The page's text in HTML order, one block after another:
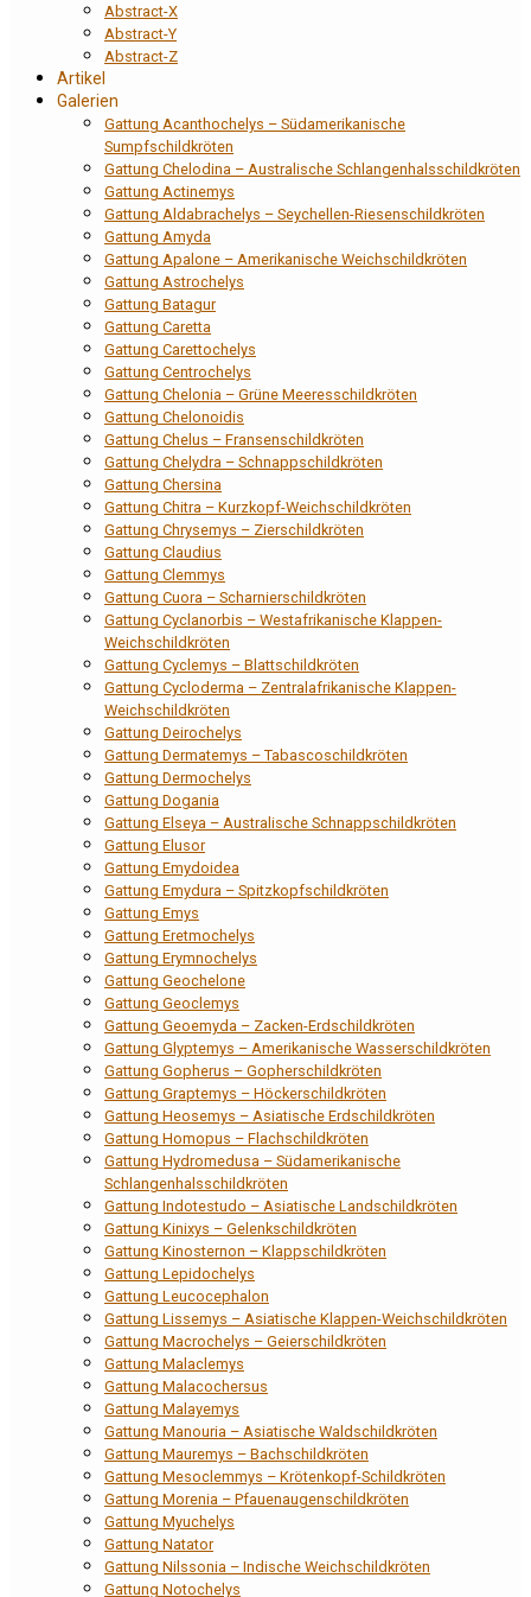
Abstract-X
Abstract-Y
Abstract-Z
Artikel
Galerien
Gattung Acanthochelys – Südamerikanische
Sumpfschildkröten
Gattung Chelodina – Australische Schlangenhalsschildkröten
Gattung Actinemys
Gattung Aldabrachelys – Seychellen-Riesenschildkröten
Gattung Amyda
Gattung Apalone – Amerikanische Weichschildkröten
Gattung Astrochelys
Gattung Batagur
Gattung Caretta
Gattung Carettochelys
Gattung Centrochelys
Gattung Chelonia – Grüne Meeresschildkröten
Gattung Chelonoidis
Gattung Chelus – Fransenschildkröten
Gattung Chelydra – Schnappschildkröten
Gattung Chersina
Gattung Chitra – Kurzkopf-Weichschildkröten
Gattung Chrysemys – Zierschildkröten
Gattung Claudius
Gattung Clemmys
Gattung Cuora – Scharnierschildkröten
Gattung Cyclanorbis – Westafrikanische Klappen-
Weichschildkröten
Gattung Cyclemys – Blattschildkröten
Gattung Cycloderma – Zentralafrikanische Klappen-
Weichschildkröten
Gattung Deirochelys
Gattung Dermatemys – Tabascoschildkröten
Gattung Dermochelys
Gattung Dogania
Gattung Elseya – Australische Schnappschildkröten
Gattung Elusor
Gattung Emydoidea
Gattung Emydura – Spitzkopfschildkröten
Gattung Emys
Gattung Eretmochelys
Gattung Erymnochelys
Gattung Geochelone
Gattung Geoclemys
Gattung Geoemyda – Zacken-Erdschildkröten
Gattung Glyptemys – Amerikanische Wasserschildkröten
Gattung Gopherus – Gopherschildkröten
Gattung Graptemys – Höckerschildkröten
Gattung Heosemys – Asiatische Erdschildkröten
Gattung Homopus – Flachschildkröten
Gattung Hydromedusa – Südamerikanische
Schlangenhalsschildkröten
Gattung Indotestudo – Asiatische Landschildkröten
Gattung Kinixys – Gelenkschildkröten
Gattung Kinosternon – Klappschildkröten
Gattung Lepidochelys
Gattung Leucocephalon
Gattung Lissemys – Asiatische Klappen-Weichschildkröten
Gattung Macrochelys – Geierschildkröten
Gattung Malaclemys
Gattung Malacochersus
Gattung Malayemys
Gattung Manouria – Asiatische Waldschildkröten
Gattung Mauremys – Bachschildkröten
Gattung Mesoclemmys – Krötenkopf-Schildkröten
Gattung Morenia – Pfauenaugenschildkröten
Gattung Myuchelys
Gattung Natator
Gattung Nilssonia – Indische Weichschildkröten
Gattung Notochelys